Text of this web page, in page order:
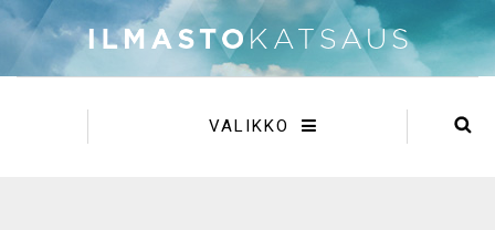
VALIKKO